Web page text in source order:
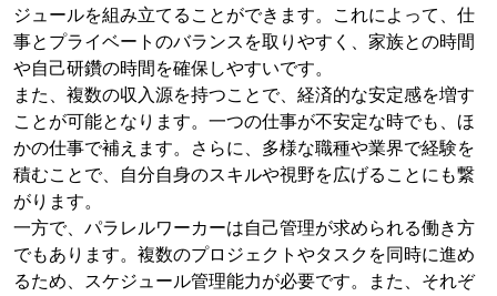
ジュールを組み立てることができます。これによって、仕
事とプライベートのバランスを取りやすく、家族との時間
や自己研鑽の時間を確保しやすいです。
また、複数の収入源を持つことで、経済的な安定感を増す
ことが可能となります。一つの仕事が不安定な時でも、ほ
かの仕事で補えます。さらに、多様な職種や業界で経験を
積むことで、自分自身のスキルや視野を広げることにも繋
がります。
一方で、パラレルワーカーは自己管理が求められる働き方
でもあります。複数のプロジェクトやタスクを同時に進め
るため、スケジュール管理能力が必要です。また、それぞ